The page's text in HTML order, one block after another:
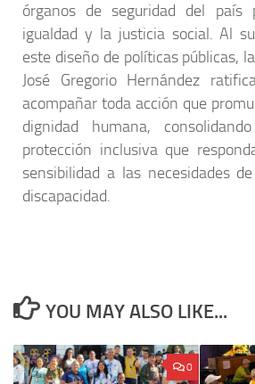
órganos de seguridad del país
igualdad y la justicia social. Al
este diseño de políticas públicas,
José Gregorio Hernández
acompañar toda acción que
dignidad humana,
protección inclusiva que
sensibilidad a las necesidades
discapacidad.
YOU MAY ALSO LIKE...
0